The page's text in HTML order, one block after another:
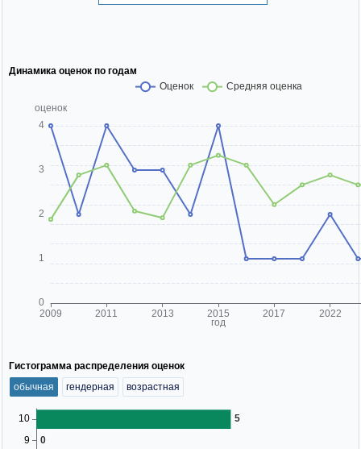
Динамика оценок по годам
Гистограмма распределения оценок
обычная
гендерная возрастная